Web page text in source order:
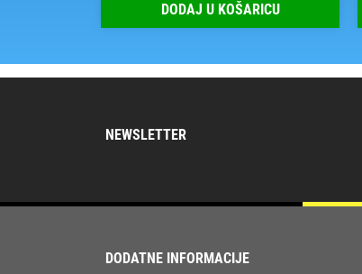
DODAJ U KOŠARICU
NEWSLETTER
DODATNE INFORMACIJE